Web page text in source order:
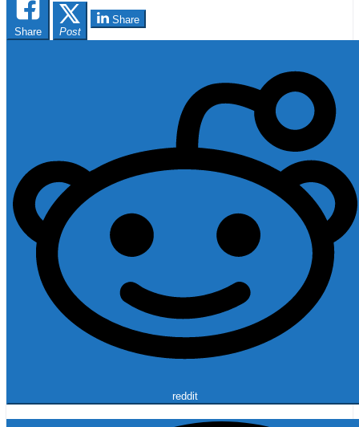
Share Post
Share
reddit